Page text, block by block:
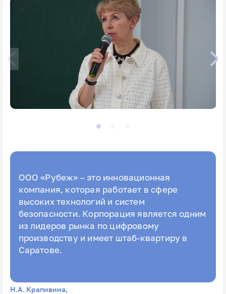
ООО «Рубеж» – это инновационная
компания, которая работает в сфере
высоких технологий и систем
безопасности. Корпорация является одним
из лидеров рынка по цифровому
производству и имеет штаб-квартиру в
Саратове.
Н.А. Крапивина,